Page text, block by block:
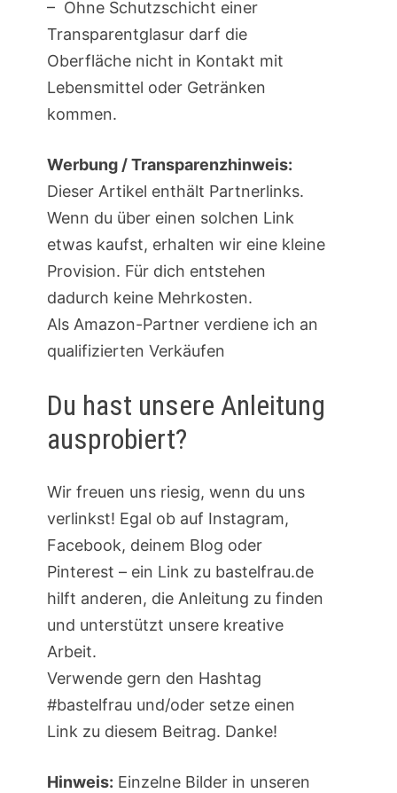
– Ohne Schutzschicht einer
Transparentglasur darf die
Oberfläche nicht in Kontakt mit
Lebensmittel oder Getränken
kommen.
Werbung / Transparenzhinweis:
Dieser Artikel enthält Partnerlinks.
Wenn du über einen solchen Link
etwas kaufst, erhalten wir eine kleine
Provision. Für dich entstehen
dadurch keine Mehrkosten.
Als Amazon-Partner verdiene ich an
qualifizierten Verkäufen
Du hast unsere Anleitung
ausprobiert?
Wir freuen uns riesig, wenn du uns
verlinkst! Egal ob auf Instagram,
Facebook, deinem Blog oder
Pinterest – ein Link zu bastelfrau.de
hilft anderen, die Anleitung zu finden
und unterstützt unsere kreative
Arbeit.
Verwende gern den Hashtag
#bastelfrau und/oder setze einen
Link zu diesem Beitrag. Danke!
Hinweis: Einzelne Bilder in unseren